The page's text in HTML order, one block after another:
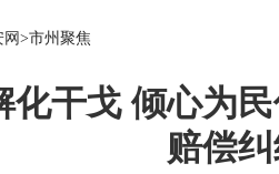
>市州聚焦
化干戈 倾心为
赔偿